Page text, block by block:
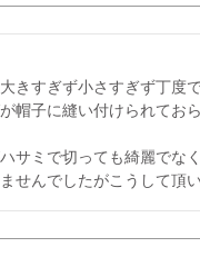
きすぎず小さすぎず丁度で
帽子に縫い付けられてお
サミで切っても綺麗でな